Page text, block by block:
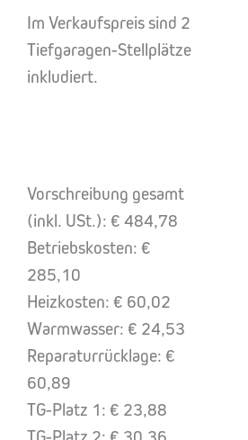
Im Verkaufspreis sind 2
Tiefgaragen-Stellplätze
inkludiert.
Vorschreibung gesamt
(inkl. USt.): € 484,78
Betriebskosten: €
285,10
Heizkosten: € 60,02
Warmwasser: € 24,53
Reparaturrücklage: €
60,89
TG-Platz 1: € 23,88